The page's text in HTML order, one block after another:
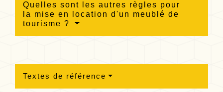
Quelles sont les autres règles pour
la mise en location d'un meublé de
tourisme ?
Textes de référence